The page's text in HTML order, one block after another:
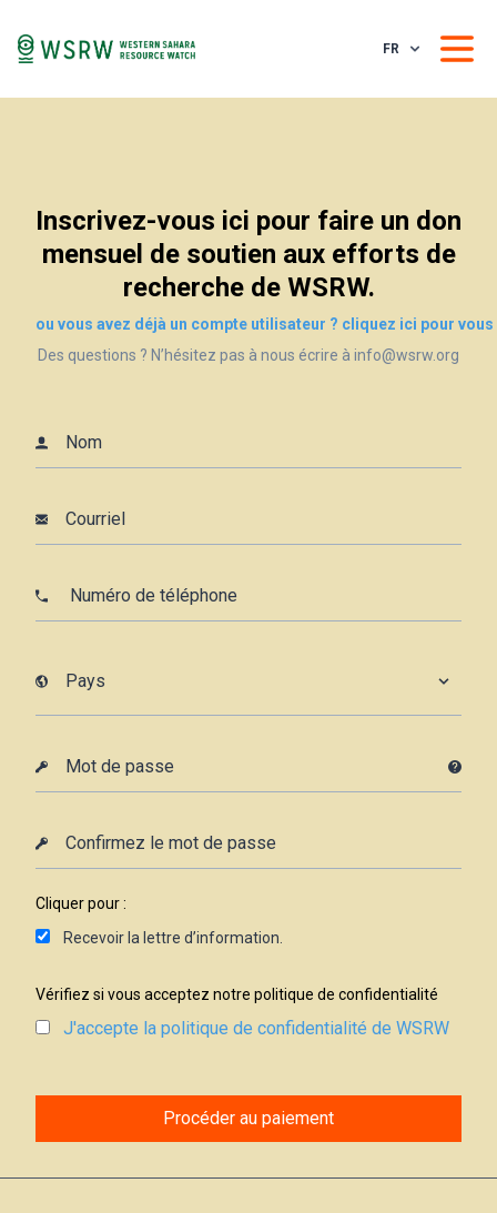
FR
Inscrivez-vous ici pour faire un don
mensuel de soutien aux efforts de
recherche de WSRW.
ou vous avez déjà un compte utilisateur ? cliquez ici pour
Des questions ? N’hésitez pas à nous écrire à info@wsrw.org
Cliquer pour :
Recevoir la lettre d’information.
Vérifiez si vous acceptez notre politique de confidentialité
J'accepte la politique de confidentialité de WSRW
Procéder au paiement